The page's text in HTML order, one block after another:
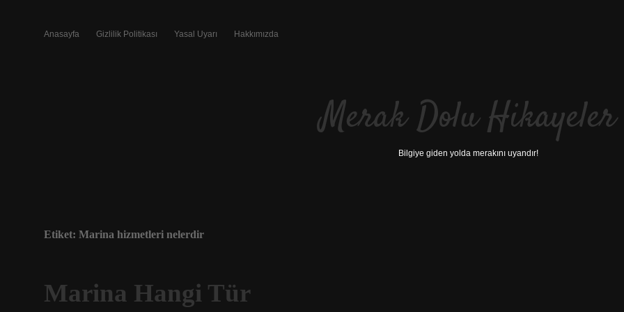
Anasayfa Gizlilik Politikası Yasal Uyarı Hakkımızda
Merak Dolu Hikayeler
Bilgiye giden yolda merakını uyandır!
Etiket: Marina hizmetleri nelerdir
Marina Hangi Tür